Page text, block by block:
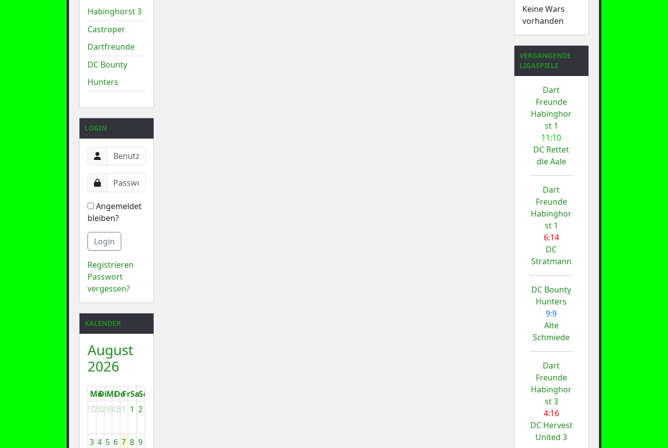
Habinghorst 3
Castroper
Dartfreunde
DC Bounty
Hunters
LOGIN
Angemeldet
bleiben?
Login
Registrieren
Passwort
vergessen?
KALENDER
August
2026
MoDiMiDoFrSaSo
2728293031 1 2
3 4 5 6 7 8 9
Keine Wars
vorhanden
VERGANGENDE
LIGASPIELE
Dart
Freunde
Habinghor
st 1
11:10
DC Rettet
die Aale
Dart
Freunde
Habinghor
st 1
6:14
DC
Stratmann
DC Bounty
Hunters
9:9
Alte
Schmiede
Dart
Freunde
Habinghor
st 3
4:16
DC Hervest
United 3